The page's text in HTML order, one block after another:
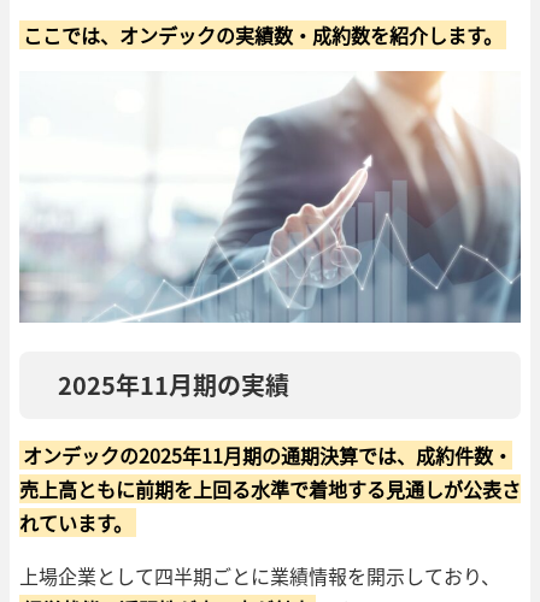
ここでは、オンデックの実績数・成約数を紹介します。
2025年11月期の実績
オンデックの2025年11月期の通期決算では、成約件数・
売上高ともに前期を上回る水準で着地する見通しが公表さ
れています。
上場企業として四半期ごとに業績情報を開示しており、